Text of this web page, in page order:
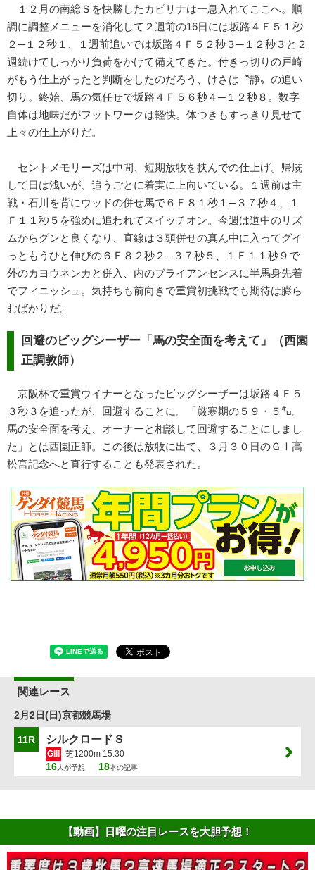
１２月の南総Ｓを快勝したカピリナは一息入れてここへ。順
調に調整メニューを消化して２週前の16日には坂路４Ｆ５１秒
２─１２秒１、１週前追いでは坂路４Ｆ５２秒３─１２秒３と２
週続けてしっかり負荷をかけて備えてきた。付きっ切りの戸崎
がもう仕上がったと判断をしたのだろう、けさは〝静〟の追い
切り。終始、馬の気任せで坂路４Ｆ５６秒４─１２秒８。数字
自体は地味だがフットワークは軽快。体つきもすっきり見せて
上々の仕上がりだ。
セントメモリーズは中間、短期放牧を挟んでの仕上げ。帰厩
して日は浅いが、追うごとに着実に上向いている。１週前は主
戦・石川を背にウッドの併せ馬で６Ｆ８１秒１─３７秒４、１
Ｆ１１秒５を強めに追われてスイッチオン。今週は道中のリズ
ムからグンと良くなり、直線は３頭併せの真ん中に入ってグイ
っともうひと伸びの６Ｆ８２秒２─３７秒５、１Ｆ１１秒９で
外のカヨウネンカと併入、内のブライアンセンスに半馬身先着
でフィニッシュ。気持ちも前向きで重賞初挑戦でも期待は膨ら
むばかりだ。
回避のビッグシーザー「馬の安全面を考えて」（西園
正調教師）
京阪杯で重賞ウイナーとなったビッグシーザーは坂路４Ｆ５
３秒３を追ったが、回避することに。「厳寒期の５９・５㌔。
馬の安全面を考え、オーナーと相談して回避することにしまし
た」とは西園正師。この後は放牧に出て、３月３０日のＧⅠ高
松宮記念へと直行することも発表された。
関連レース
2月2日(日)京都競馬場
11R シルクロードＳ
GIII 芝1200m 15:30
16人が予想 18本の記事
【動画】日曜の注目レースを大胆予想！